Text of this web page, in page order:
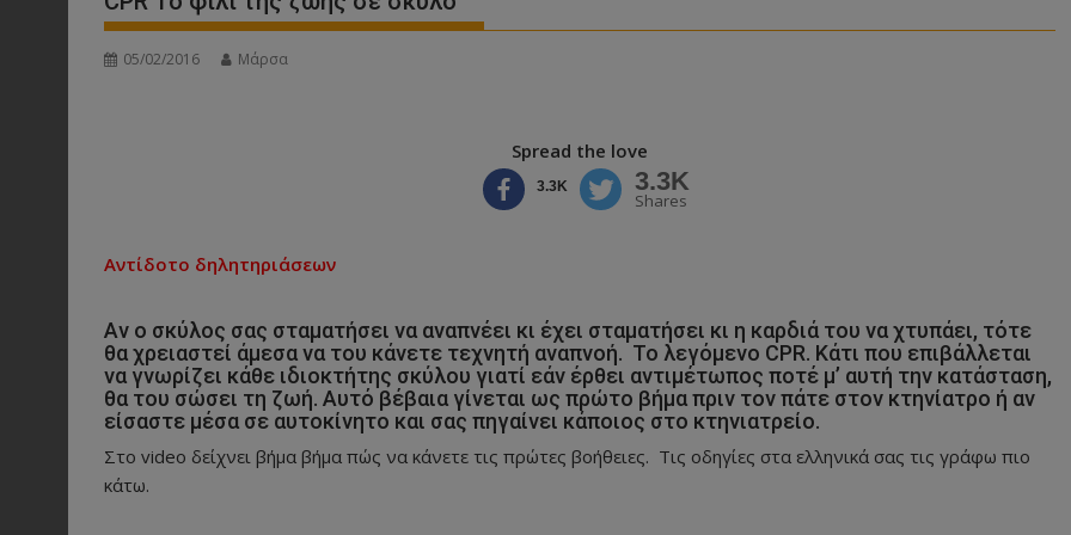
05/02/2016 Μάρσα
Spread the love
3.3K 3.3K
Shares
Αντίδοτο δηλητηριάσεων
Αν ο σκύλος σας σταματήσει να αναπνέει κι έχει σταματήσει κι η καρδιά του να χτυπάει, τότε
θα χρειαστεί άμεσα να του κάνετε τεχνητή αναπνοή. Το λεγόμενο CPR. Κάτι που επιβάλλεται
να γνωρίζει κάθε ιδιοκτήτης σκύλου γιατί εάν έρθει αντιμέτωπος ποτέ μ’ αυτή την κατάσταση,
θα του σώσει τη ζωή. Αυτό βέβαια γίνεται ως πρώτο βήμα πριν τον πάτε στον κτηνίατρο ή αν
είσαστε μέσα σε αυτοκίνητο και σας πηγαίνει κάποιος στο κτηνιατρείο.
Στο video δείχνει βήμα βήμα πώς να κάνετε τις πρώτες βοήθειες. Τις οδηγίες στα ελληνικά σας τις γράφω πιο
κάτω.